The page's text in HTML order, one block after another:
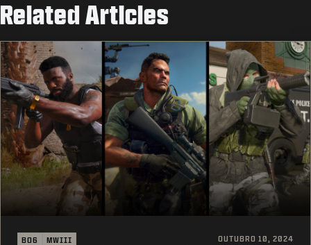
Related Articles
BO6 MWIII OUTUBRO 10, 2024